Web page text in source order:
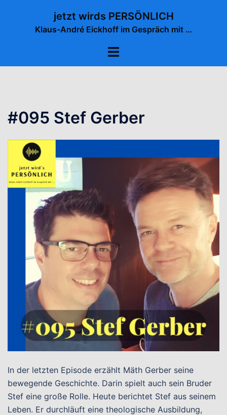
jetzt wirds PERSÖNLICH
Klaus-André Eickhoff im Gespräch mit …
Menü
#095 Stef Gerber
In der letzten Episode erzählt Mäth Gerber seine
bewegende Geschichte. Darin spielt auch sein Bruder
Stef eine große Rolle. Heute berichtet Stef aus seinem
Leben. Er durchläuft eine theologische Ausbildung,